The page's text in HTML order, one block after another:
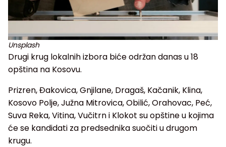
Unsplash
Drugi krug lokalnih izbora biće održan danas u 18
opština na Kosovu.
Prizren, Đakovica, Gnjilane, Dragaš, Kačanik, Klina,
Kosovo Polje, Južna Mitrovica, Obilić, Orahovac, Peć,
Suva Reka, Vitina, Vučitrn i Klokot su opštine u kojima
će se kandidati za predsednika suočiti u drugom
krugu.